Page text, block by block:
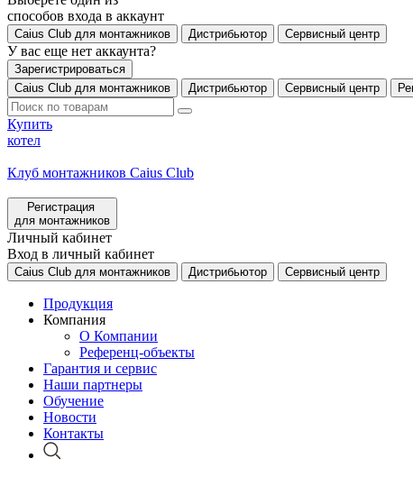
способов входа в аккаунт
Caius Club для монтажников Дистрибьютор Сервисный центр
У вас еще нет аккаунта?
Зарегистрироваться
Caius Club для монтажников
Дистрибьютор Сервисный центр
Купить
котел
Клуб монтажников Caius Club
Регистрация
для монтажников
Личный кабинет
Вход в личный кабинет
Caius Club для монтажников Дистрибьютор Сервисный центр
Продукция
Компания
О Компании
Референц-объекты
Гарантия и сервис
Наши партнеры
Обучение
Новости
Контакты